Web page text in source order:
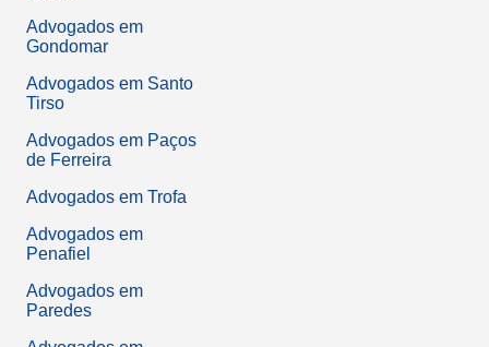
Advogados em
Gondomar
Advogados em Santo
Tirso
Advogados em Paços
de Ferreira
Advogados em Trofa
Advogados em
Penafiel
Advogados em
Paredes